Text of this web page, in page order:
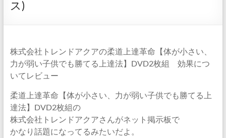
ス)
株式会社トレンドアクアの柔道上達革命【体が小さい、
力が弱い子供でも勝てる上達法】DVD2枚組 効果につ
いてレビュー
柔道上達革命【体が小さい、力が弱い子供でも勝てる上
達法】DVD2枚組の
株式会社トレンドアクアさんがネット掲示板で
かなり話題になってるみたいだよ。